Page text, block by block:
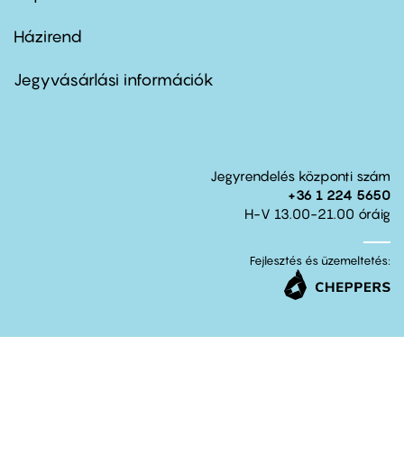
Footer
second
Házirend
Jegyvásárlási információk
Jegyrendelés központi szám
+36 1 224 5650
H-V 13.00-21.00 óráig
Fejlesztés és üzemeltetés: